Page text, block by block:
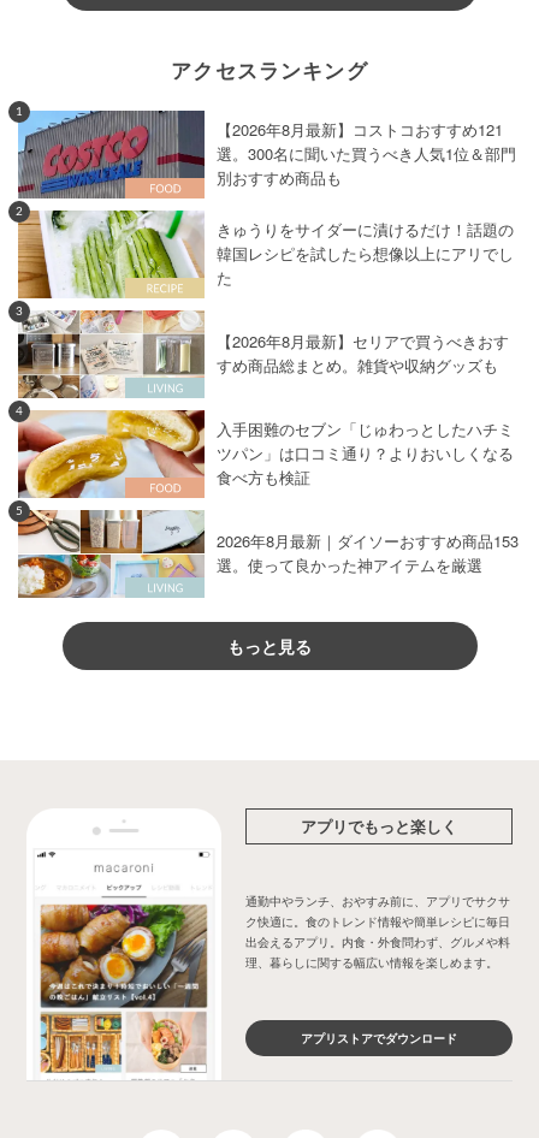
アクセスランキング
1
【2026年8月最新】コストコおすすめ121
選。300名に聞いた買うべき人気1位＆部門
別おすすめ商品も
2
きゅうりをサイダーに漬けるだけ！話題の
韓国レシピを試したら想像以上にアリでし
た
3
【2026年8月最新】セリアで買うべきおす
すめ商品総まとめ。雑貨や収納グッズも
4
入手困難のセブン「じゅわっとしたハチミ
ツパン」は口コミ通り？よりおいしくなる
食べ方も検証
5
2026年8月最新｜ダイソーおすすめ商品153
選。使って良かった神アイテムを厳選
もっと見る
アプリでもっと楽しく
通勤中やランチ、おやすみ前に、アプリでサクサ
ク快適に。食のトレンド情報や簡単レシピに毎日
出会えるアプリ。内食・外食問わず、グルメや料
理、暮らしに関する幅広い情報を楽しめます。
アプリストアでダウンロード